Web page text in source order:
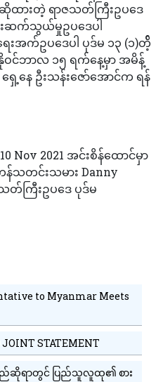
ဆိုထားတဲ့ ရာဇသတ်ကြီးဥပဒေ
ဆက်သွယ်မှုဥပဒေပါ
ေးအက်ဥပဒေပါ ပုဒ်မ ၁၃ (၁)တိ့်
ဝင်ဘာလ ၁၅ ရက်နေ့မှာ အမိန့်
ေ့နေ ဦးသန်းဇော်အောင်က ရန်
Nov 2021 အင်းစိန်ထောင်မှာ
သတင်းသမား Danny
တ်ကြီးဥပဒေ ပုဒ်မ
ငွေရယူလိုသော သကြားစက် လုပ်ငန်းရှ
ရန်ကင်း ကိုဗစ်စင်တာတွင် လူနာ၆၀
to Myanmar Meets
STATEMENT
ဆိုရာတွင် ပြည်သူလူထု၏ စား